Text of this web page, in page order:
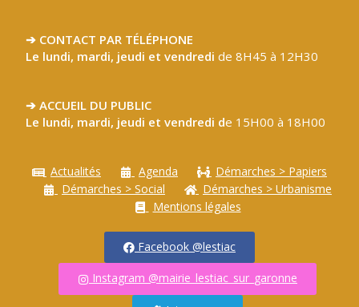
➔ CONTACT PAR TÉLÉPHONE
Le lundi, mardi, jeudi et vendredide 8H45 à 12H30
➔ ACCUEIL DU PUBLIC
Le lundi, mardi, jeudi et vendredi de 15H00 à 18H00
Actualités Agenda
Démarches > Papiers
Démarches > Social
Démarches > Urbanisme
Mentions légales
Facebook @lestiac
Instagram @mairie_lestiac_sur_garonne